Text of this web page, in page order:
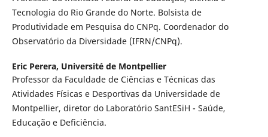
Tecnologia do Rio Grande do Norte. Bolsista de
Produtividade em Pesquisa do CNPq. Coordenador do
Observatório da Diversidade (IFRN/CNPq).
Eric Perera, Université de Montpellier
Professor da Faculdade de Ciências e Técnicas das
Atividades Físicas e Desportivas da Universidade de
Montpellier, diretor do Laboratório SantESiH - Saúde,
Educação e Deficiência.